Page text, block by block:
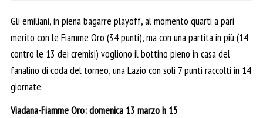
Gli emiliani, in piena bagarre playoff, al momento quarti a pari
merito con le Fiamme Oro (34 punti), ma con una partita in più (14
contro le 13 dei cremisi) vogliono il bottino pieno in casa del
fanalino di coda del torneo, una Lazio con soli 7 punti raccolti in 14
giornate.
Viadana-Fiamme Oro: domenica 13 marzo h 15